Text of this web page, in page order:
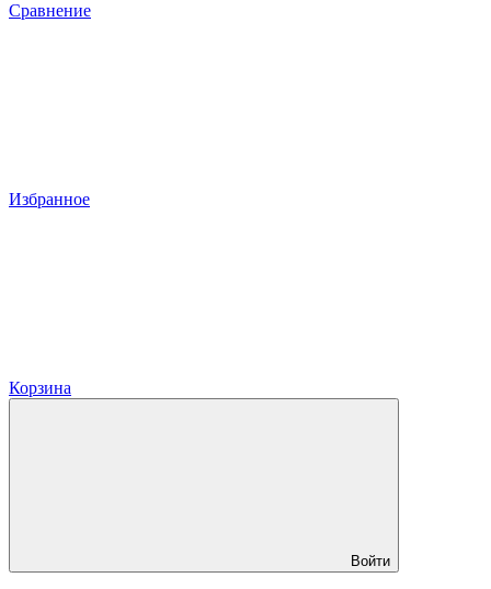
Сравнение
Избранное
Корзина
Войти